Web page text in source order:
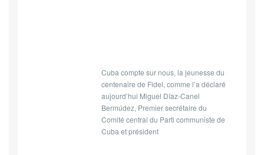
Cuba compte sur nous, la jeunesse du
centenaire de Fidel, comme l’a déclaré
aujourd’hui Miguel Díaz-Canel
Bermúdez, Premier secrétaire du
Comité central du Parti communiste de
Cuba et président